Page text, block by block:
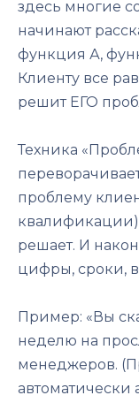
здесь многие
начинают
функция А,
Клиенту все
решит ЕГО
Техника
проблему
решает. И
цифры, сроки,
Пример: «Вы
неделю на
менеджеров.
автоматически